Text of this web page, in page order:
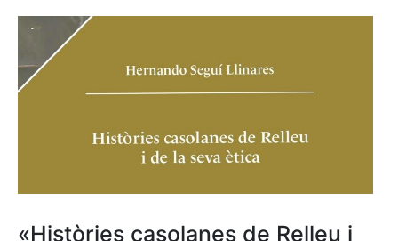
«Històries casolanes de Relleu i